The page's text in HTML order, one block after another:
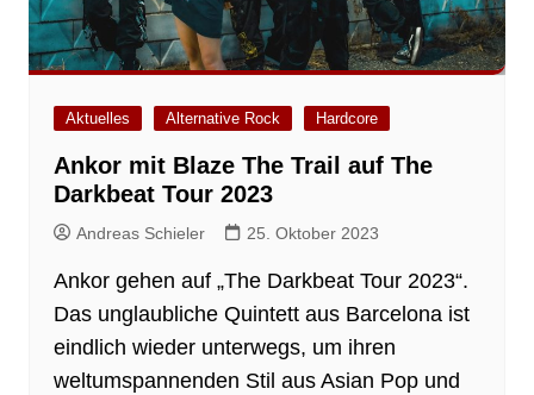
Aktuelles Alternative Rock Hardcore
Ankor mit Blaze The Trail auf The
Darkbeat Tour 2023
Andreas Schieler 25. Oktober 2023
Ankor gehen auf „The Darkbeat Tour 2023“.
Das unglaubliche Quintett aus Barcelona ist
eindlich wieder unterwegs, um ihren
weltumspannenden Stil aus Asian Pop und